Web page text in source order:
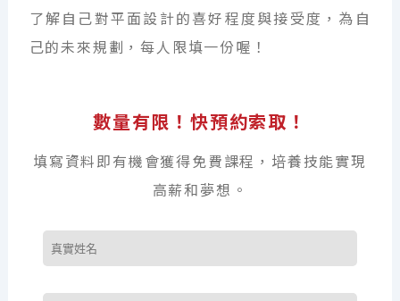
了解自己對平面設計的喜好程度與接受度，為自
己的未來規劃，每人限填一份喔！
數量有限！快預約索取！
填寫資料即有機會獲得免費課程，培養技能實現
高薪和夢想。